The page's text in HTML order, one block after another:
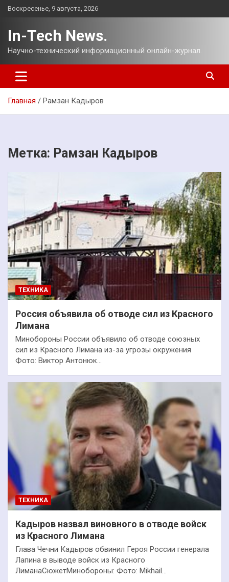
Перейти
Воскресенье, 9 августа, 2026
In-Tech News.
Научно-технический информационный онлайн-журнал.
Главная Рамзан Кадыров
Метка: Рамзан Кадыров
ТЕХНИКА
Россия объявила об отводе сил из Красного
Лимана
Минобороны России объявило об отводе союзных
сил из Красного Лимана из-за угрозы окружения
Фото: Виктор Антонюк…
ТЕХНИКА
Кадыров назвал виновного в отводе войск
из Красного Лимана
Глава Чечни Кадыров обвинил Героя России генерала
Лапина в выводе войск из Красного
ЛиманаСюжетМинобороны: Фото: Mikhail…